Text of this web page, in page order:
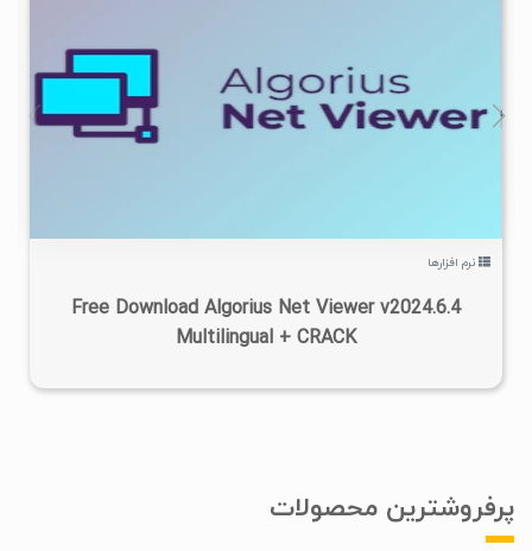
۸/۲۴K ۱۴۰۳/۰۴/۱۰
نرم افزارها
Free Download Algorius Net Viewer v2024.6.4
Multilingual + CRACK
پرفروشترین محصولات